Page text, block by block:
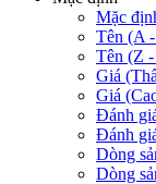
Mặc
Tên (A
Tên (Z
Giá
Giá
Đánh
Đánh
Dòng
Dòng